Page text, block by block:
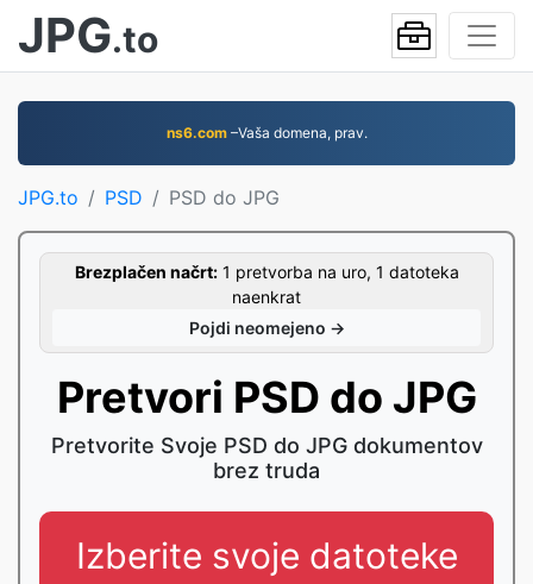
JPG.to
ns6.com–Vaša domena, prav.
JPG.to PSD PSD do JPG
Brezplačen načrt:1 pretvorba na uro, 1 datoteka
naenkrat
Pojdi neomejeno →
Pretvori PSD do JPG
Pretvorite Svoje PSD do JPG dokumentov
brez truda
Izberite svoje datoteke